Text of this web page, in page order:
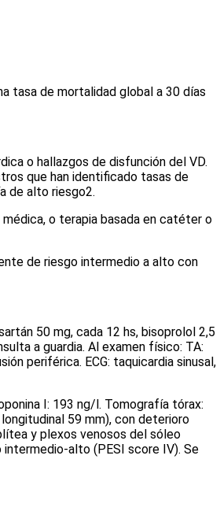
tasa de mortalidad global a 30 días
o hallazgos de disfunción del VD.
que han identificado tasas de
de alto riesgo2.
o terapia basada en catéter o
de riesgo intermedio a alto con
50 mg, cada 12 hs, bisoprolol 2,5
a guardia. Al examen físico: TA:
periférica. ECG: taquicardia sinusal,
I: 193 ng/l. Tomografía tórax:
59 mm), con deterioro
y plexos venosos del sóleo
intermedio-alto (PESI score IV). Se